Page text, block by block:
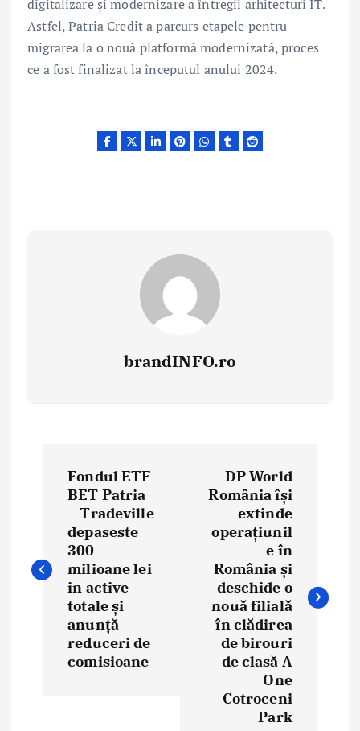
digitalizare și modernizare a întregii arhitecturi IT.
Astfel, Patria Credit a parcurs etapele pentru
migrarea la o nouă platformă modernizată, proces
ce a fost finalizat la începutul anului 2024.
brandINFO.ro
i
g
Fondul ETF
BET Patria
– Tradeville
depaseste
300
milioane lei
in active
totale și
anunță
reduceri de
comisioane
DP World
România își
extinde
operațiunil
e în
România și
deschide o
nouă filială
în clădirea
de birouri
de clasă A
One
Cotroceni
Park